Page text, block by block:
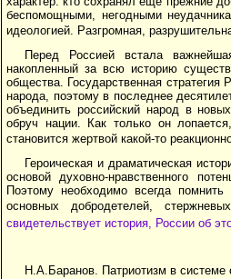
беспомощными, негодными
идеологией. Разгромная,
Перед Россией встала
накопленный за всю историю
общества. Государственная стратегия
народа, поэтому в последнее
объединить российский народ в
обруч нации. Как только он
становится жертвой какой-то
Героическая и драматическая
основой духовно-нравственного
Поэтому необходимо всегда
основных добродетелей,
свидетельствует история, России об
Н.А.Баранов. Патриотизм в системе